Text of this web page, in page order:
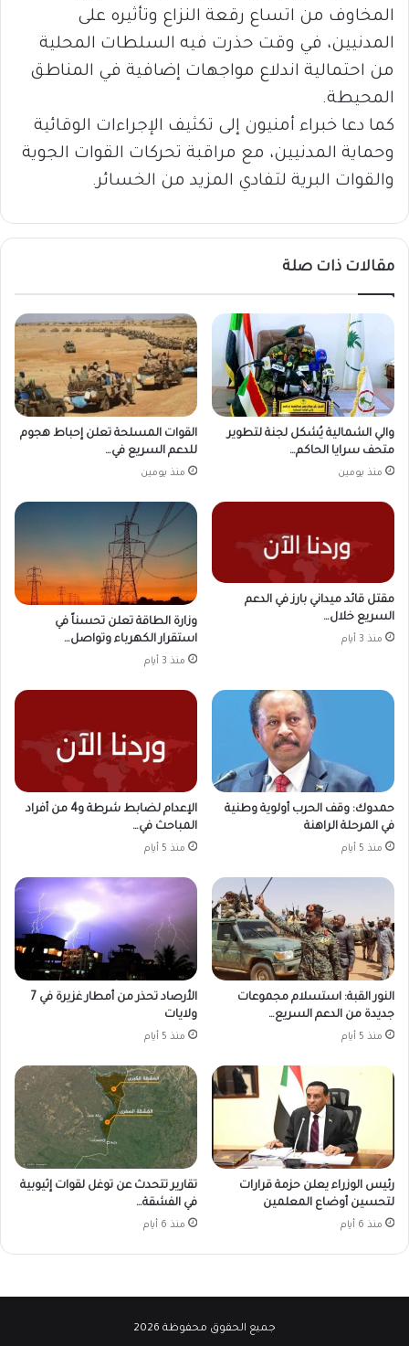
المخاوف من اتساع رقعة النزاع وتأثيره على
المدنيين، في وقت حذرت فيه السلطات المحلية
من احتمالية اندلاع مواجهات إضافية في المناطق
المحيطة.
كما دعا خبراء أمنيون إلى تكثيف الإجراءات الوقائية
وحماية المدنيين، مع مراقبة تحركات القوات الجوية
والقوات البرية لتفادي المزيد من الخسائر.
مقالات ذات صلة
والي الشمالية يُشكل لجنة لتطوير
متحف سرايا الحاكم…
منذ يومين
القوات المسلحة تعلن إحباط هجوم
للدعم السريع في…
منذ يومين
مقتل قائد ميداني بارز في الدعم
السريع خلال…
منذ 3 أيام
وزارة الطاقة تعلن تحسناً في
استقرار الكهرباء وتواصل…
منذ 3 أيام
حمدوك: وقف الحرب أولوية وطنية
في المرحلة الراهنة
منذ 5 أيام
الإعدام لضابط شرطة و4 من أفراد
المباحث في…
منذ 5 أيام
النور القبة: استسلام مجموعات
جديدة من الدعم السريع…
منذ 5 أيام
الأرصاد تحذر من أمطار غزيرة في 7
ولايات
منذ 5 أيام
رئيس الوزراء يعلن حزمة قرارات
لتحسين أوضاع المعلمين
منذ 6 أيام
تقارير تتحدث عن توغل لقوات إثيوبية
في الفشقة…
منذ 6 أيام
جميع الحقوق محفوظة 2026